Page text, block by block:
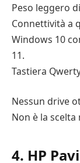
Peso leggero
Connettività a
Windows 10
11.
Tastiera
Nessun drive
Non è la
4. HP